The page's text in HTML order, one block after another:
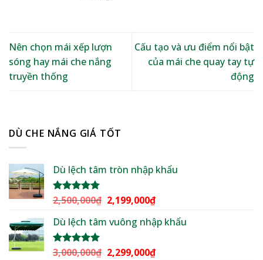
Nên chọn mái xếp lượn
sóng hay mái che nắng
truyền thống
Cấu tạo và ưu điểm nổi bật
của mái che quay tay tự
động
DÙ CHE NẮNG GIÁ TỐT
Dù lệch tâm tròn nhập khẩu
Được xếp
5 sao
2,500,000₫ Giá
là:
2,199,000₫Giá
tại
2,199,000₫.
Dù lệch tâm vuông nhập khẩu
Được xếp
3,000,000₫ Giá
2,299,000₫Giá